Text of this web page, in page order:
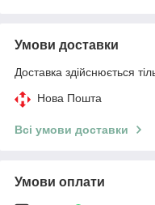
Умови доставки
Доставка здійснюється
Нова Пошта
Всі умови доставки
Умови оплати